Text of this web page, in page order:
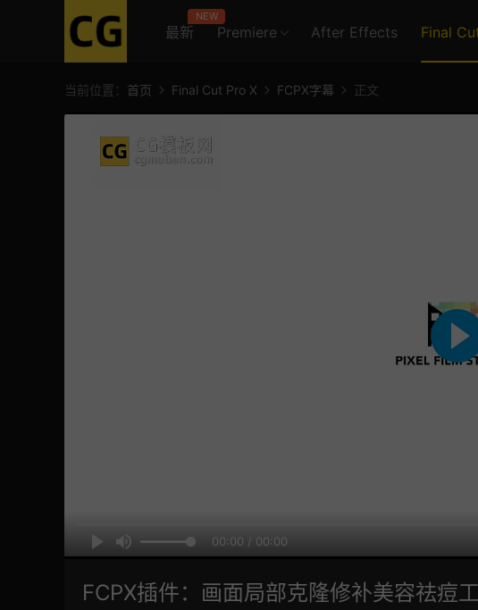
最新
NEW
Premiere After Effects Final
当前位置： 首页 Final Cut Pro X FCPX字幕 正文
00:00 / 00:00
FCPX插件：画面局部克隆修补美容祛痘